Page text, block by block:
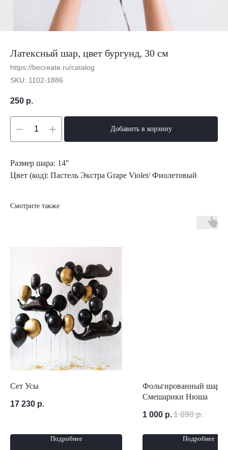
Латексный шар, цвет бургунд, 30 см
https://becreate.ru/catalog
SKU: 1102-1886
250 р.
Добавить в корзину
Размер шара: 14"
Цвет (код): Пастель Экстра Grape Violet/ Фиолетовый
Смотрите также
Сет Усы
17 230 р.
Подробнее
Фольгированный шар
Смешарики Нюша
1 000 р.1 690 р.
Подробнее